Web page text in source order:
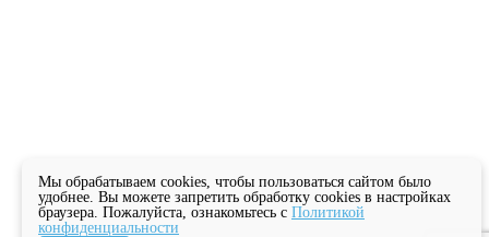
Мы обрабатываем cookies, чтобы пользоваться сайтом было
удобнее. Вы можете запретить обработку cookies в настройках
браузера. Пожалуйста, ознакомьтесь с Политикой
конфиденциальности